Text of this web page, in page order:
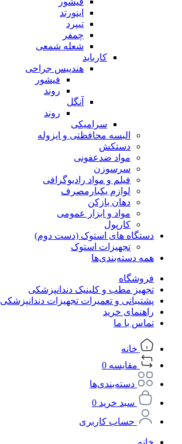
اینورتد
تیپرد
چمفر
شعله شمعی
کارباید
هندپیس جراحی
فیشور
روند
آنگل
روند
سرامیکی
البسه محافظتی و ایزوله
دستکش
مواد ضدعفونی
سرسوزن
فیلم و مواد رادیوگرافی
لوازم یکبارمصرف
دهان بازکن
مواد و ابزار عمومی
کارپول
دستگاه های استوک (دست دوم)
تجهیزات استوک
همه دسته‌بندی‌ها
فروشگاه
تجهیز مطب و کلینیک دندانپزشکی
پشتیبانی و تعمیرات تجهیزات دندانپزشکی
راهنمای خرید
تماس با ما
خانه
مقایسه 0
دسته‌بندی‌ها
سبد خرید 0
حساب کاربری
خانه